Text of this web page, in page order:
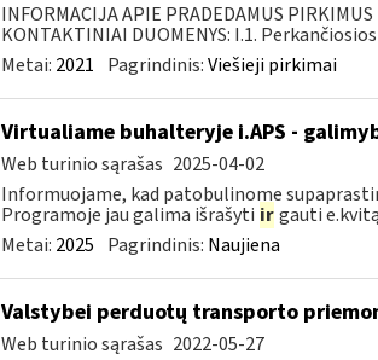
INFORMACIJA APIE PRADEDAMUS
KONTAKTINIAI DUOMENYS: I.1.
Metai: 2021 Pagrindinis:Viešieji pirkimai
Virtualiame buhalteryje i.APS -
Web turinio sąrašas 2025-04-02
Informuojame, kad patobulinome
Programoje jau galima išrašyti ir gauti
Metai: 2025 Pagrindinis: Naujiena
Valstybei perduotų transporto
Web turinio sąrašas 2022-05-27